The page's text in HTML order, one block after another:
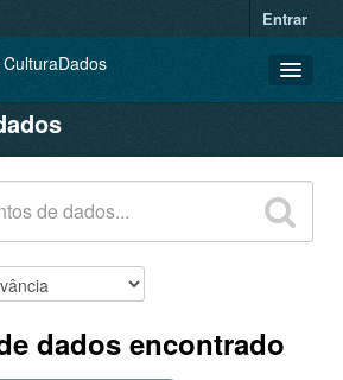
Entrar
dados encontrado